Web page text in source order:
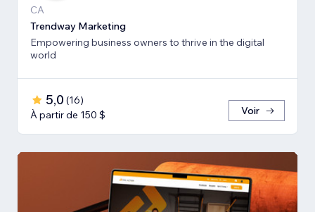
CA
Trendway Marketing
Empowering business owners to thrive in the digital
world
5,0 (16)
À partir de 150 $
Voir